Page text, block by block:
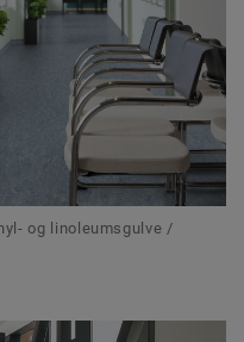
og linoleumsgulve /